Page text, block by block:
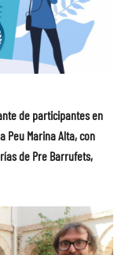
de participantes en
Peu Marina Alta, con
de Pre Barrufets,